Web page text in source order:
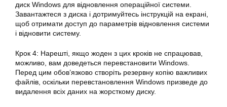
диск Windows для відновлення операційної системи
Завантажтеся з диска і дотримуйтесь інструкцій на екрані,
щоб отримати доступ до параметрів відновлення системи
і відновити систему.
Крок 4: Нарешті, якщо жоден з цих кроків не спрацював,
можливо, вам доведеться перевстановити Windows.
Перед цим обов’язково створіть резервну копію важливих
файлів, оскільки перевстановлення Windows призведе до
видалення всіх даних на жорсткому диску.